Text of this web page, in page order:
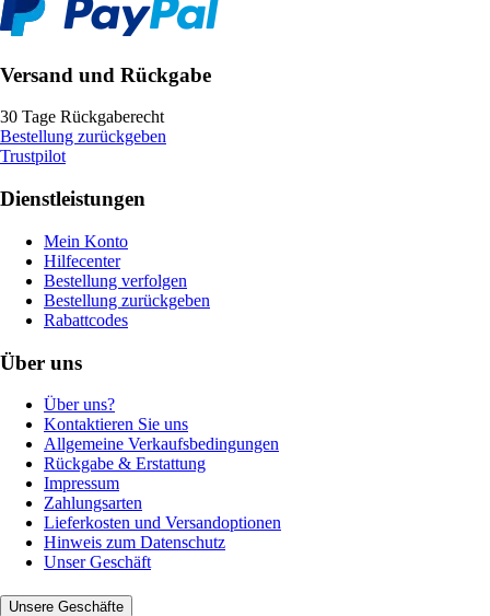
Versand und Rückgabe
30 Tage Rückgaberecht
Bestellung zurückgeben
Trustpilot
Dienstleistungen
Mein Konto
Hilfecenter
Bestellung verfolgen
Bestellung zurückgeben
Rabattcodes
Über uns
Über uns?
Kontaktieren Sie uns
Allgemeine Verkaufsbedingungen
Rückgabe & Erstattung
Impressum
Zahlungsarten
Lieferkosten und Versandoptionen
Hinweis zum Datenschutz
Unser Geschäft
Unsere Geschäfte